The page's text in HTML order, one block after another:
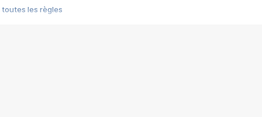
toutes les règles